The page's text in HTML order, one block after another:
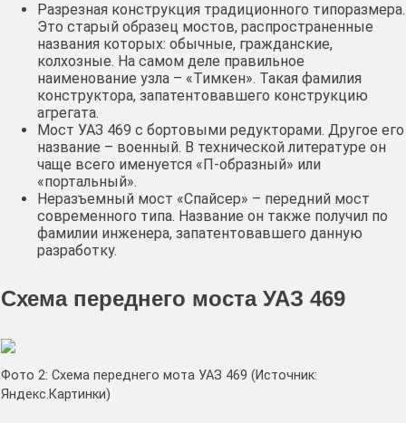
Разрезная конструкция традиционного типоразмера.
Это старый образец мостов, распространенные
названия которых: обычные, гражданские,
колхозные. На самом деле правильное
наименование узла – «Тимкен». Такая фамилия
конструктора, запатентовавшего конструкцию
агрегата.
Мост УАЗ 469 с бортовыми редукторами. Другое его
название – военный. В технической литературе он
чаще всего именуется «П-образный» или
«портальный».
Неразъемный мост «Спайсер» – передний мост
современного типа. Название он также получил по
фамилии инженера, запатентовавшего данную
разработку.
Схема переднего моста УАЗ 469
Фото 2: Схема переднего мота УАЗ 469 (Источник:
Яндекс.Картинки)